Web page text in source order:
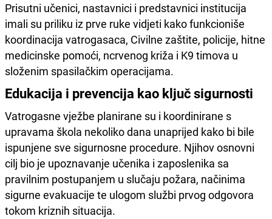
Prisutni učenici, nastavnici i predstavnici institucija
imali su priliku iz prve ruke vidjeti kako funkcioniše
koordinacija vatrogasaca, Civilne zaštite, policije, hitne
medicinske pomoći, ncrvenog križa i K9 timova u
složenim spasilačkim operacijama.
Edukacija i prevencija kao ključ sigurnosti
Vatrogasne vježbe planirane su i koordinirane s
upravama škola nekoliko dana unaprijed kako bi bile
ispunjene sve sigurnosne procedure. Njihov osnovni
cilj bio je upoznavanje učenika i zaposlenika sa
pravilnim postupanjem u slučaju požara, načinima
sigurne evakuacije te ulogom službi prvog odgovora
tokom kriznih situacija.